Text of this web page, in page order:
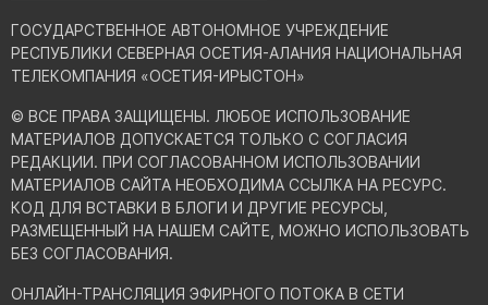
ГОСУДАРСТВЕННОЕ АВТОНОМНОЕ УЧРЕЖДЕНИЕ
РЕСПУБЛИКИ СЕВЕРНАЯ ОСЕТИЯ-АЛАНИЯ НАЦИОНАЛЬНАЯ
ТЕЛЕКОМПАНИЯ «ОСЕТИЯ-ИРЫСТОН»
© ВСЕ ПРАВА ЗАЩИЩЕНЫ. ЛЮБОЕ ИСПОЛЬЗОВАНИЕ
МАТЕРИАЛОВ ДОПУСКАЕТСЯ ТОЛЬКО С СОГЛАСИЯ
РЕДАКЦИИ. ПРИ СОГЛАСОВАННОМ ИСПОЛЬЗОВАНИИ
МАТЕРИАЛОВ САЙТА НЕОБХОДИМА ССЫЛКА НА РЕСУРС.
КОД ДЛЯ ВСТАВКИ В БЛОГИ И ДРУГИЕ РЕСУРСЫ,
РАЗМЕЩЕННЫЙ НА НАШЕМ САЙТЕ, МОЖНО ИСПОЛЬЗОВАТЬ
БЕЗ СОГЛАСОВАНИЯ.
ОНЛАЙН-ТРАНСЛЯЦИЯ ЭФИРНОГО ПОТОКА В СЕТИ